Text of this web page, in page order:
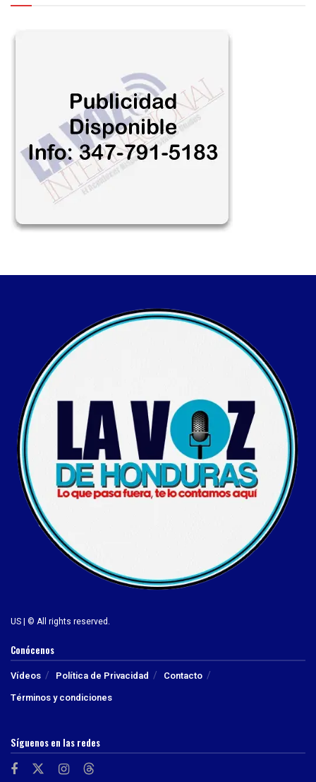
US | © All rights reserved.
Conócenos
Vídeos Política de Privacidad
Contacto
Términos y condiciones
Síguenos en las redes